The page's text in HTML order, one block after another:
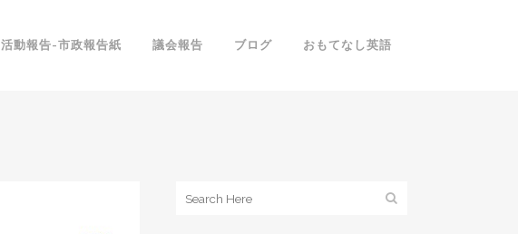
活動報告-市政報告紙 議会報告 ブログ おもてなし英語